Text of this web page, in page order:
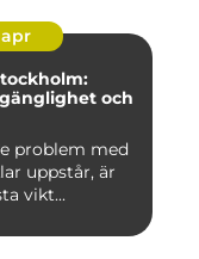
och
problem med
uppstår, är
vikt...